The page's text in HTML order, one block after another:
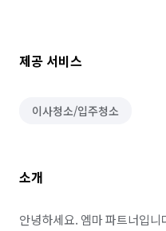
제공 서비스
이사청소/입주청소
소개
안녕하세요. 엠마 파트너입니